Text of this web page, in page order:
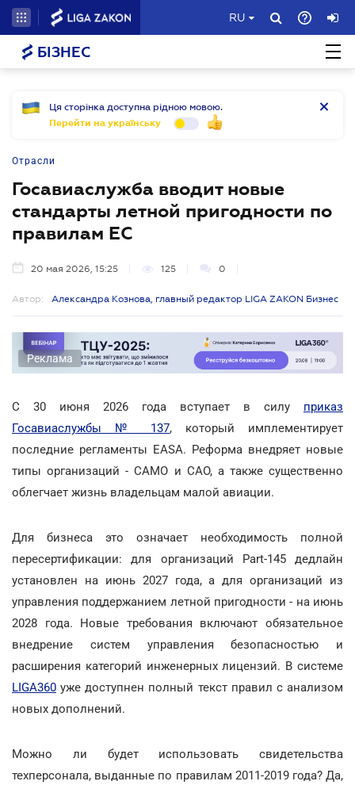
RU
БІЗНЕС
Ця сторінка доступна рідною мовою.
Перейти на українську
Отрасли
Госавиаслужба вводит новые
стандарты летной пригодности по
правилам ЕС
20 мая 2026, 15:25 125 0
Автор: Александра Кознова, главный редактор LIGA ZAKON Бизнес
Реклама
С 30 июня 2026 года вступает в силу приказ
Госавиаслужбы № 137, который имплементирует
последние регламенты EASA. Реформа внедряет новые
типы организаций - CAMO и CAO, а также существенно
облегчает жизнь владельцам малой авиации.
Для бизнеса это означает необходимость полной
пересертификации: для организаций Part-145 дедлайн
установлен на июнь 2027 года, а для организаций из
управления поддержанием летной пригодности - на июнь
2028 года. Новые требования включают обязательное
внедрение систем управления безопасностью и
расширения категорий инженерных лицензий. В системе
LIGA360 уже доступнен полный текст правил с анализом
новых дополнений.
Можно ли будет использовать свидетельства
техперсонала, выданные по правилам 2011-2019 года? Да,